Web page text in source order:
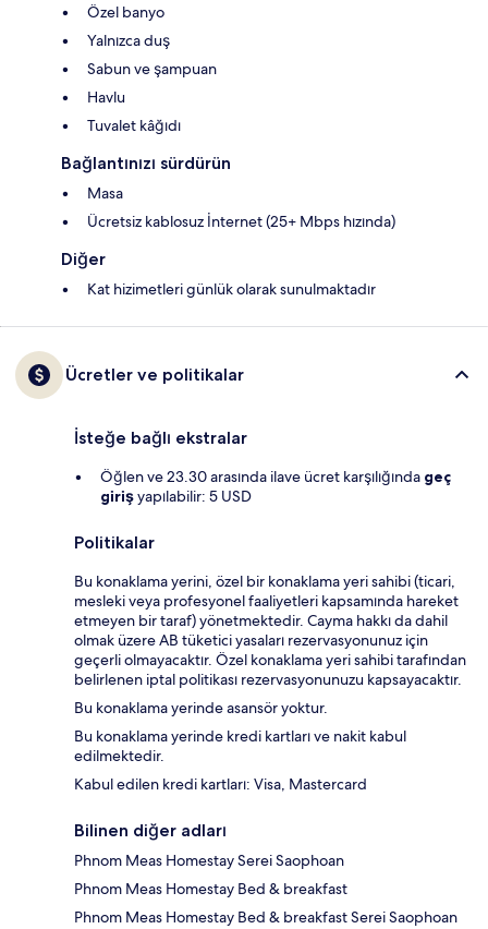
Özel banyo
Yalnızca duş
Sabun ve şampuan
Havlu
Tuvalet kâğıdı
Bağlantınızı sürdürün
Masa
Ücretsiz kablosuz İnternet (25+ Mbps hızında)
Diğer
Kat hizimetleri günlük olarak sunulmaktadır
Ücretler ve politikalar
İsteğe bağlı ekstralar
Öğlen ve 23.30 arasında ilave ücret karşılığında geç
girişyapılabilir: 5 USD
Politikalar
Bu konaklama yerini, özel bir konaklama yeri sahibi (ticari,
mesleki veya profesyonel faaliyetleri kapsamında hareket
etmeyen bir taraf) yönetmektedir. Cayma hakkı da dahil
olmak üzere AB tüketici yasaları rezervasyonunuz için
geçerli olmayacaktır. Özel konaklama yeri sahibi tarafından
belirlenen iptal politikası rezervasyonunuzu kapsayacaktır.
Bu konaklama yerinde asansör yoktur.
Bu konaklama yerinde kredi kartları ve nakit kabul
edilmektedir.
Kabul edilen kredi kartları: Visa, Mastercard
Bilinen diğer adları
Phnom Meas Homestay Serei Saophoan
Phnom Meas Homestay Bed & breakfast
Phnom Meas Homestay Bed & breakfast Serei Saophoan